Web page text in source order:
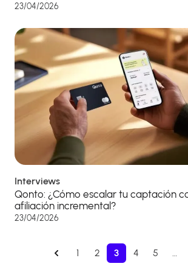
23/04/2026
Interviews
Qonto: ¿Cómo escalar tu captación
afiliación incremental?
23/04/2026
1 2 3 4 5 …